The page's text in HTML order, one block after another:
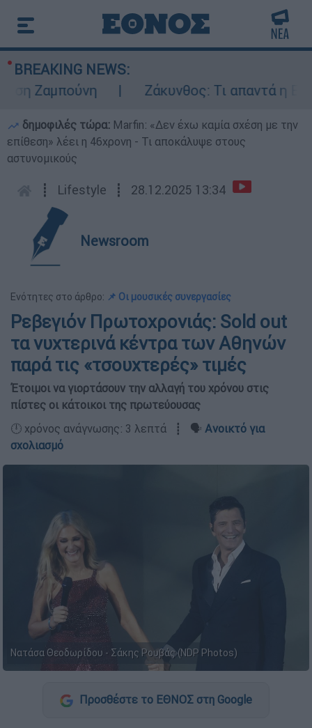
BREAKING NEWS:
Ζαμπούνη
Ζάκυνθος: Τι απαντά η ΕΛΑΣ
δημοφιλές τώρα: Marfin: «Δεν έχω καμία σχέση με την
επίθεση» λέει η 46χρονη - Τι αποκάλυψε στους
αστυνομικούς
┋ Lifestyle ┋ 28.12.2025 13:34
Newsroom
Ενότητες στο άρθρο: 📌 Οι μουσικές συνεργασίες
Ρεβεγιόν Πρωτοχρονιάς: Sold out
τα νυχτερινά κέντρα των Αθηνών
παρά τις «τσουχτερές» τιμές
Έτοιμοι να γιορτάσουν την αλλαγή του χρόνου στις
πίστες οι κάτοικοι της πρωτεύουσας
🕛 χρόνος ανάγνωσης: 3 λεπτά ┋ 🗣️ Ανοικτό για
σχολιασμό
Νατάσα Θεοδωρίδου - Σάκης Ρουβάς (NDP Photos)
Προσθέστε το ΕΘΝΟΣ στη Google